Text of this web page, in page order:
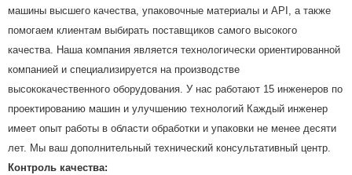
машины высшего качества, упаковочные материалы и API, а также
помогаем клиентам выбирать поставщиков самого высокого
качества. Наша компания является технологически ориентированной
компанией и специализируется на производстве
высококачественного оборудования. У нас работают 15 инженеров по
проектированию машин и улучшению технологий Каждый инженер
имеет опыт работы в области обработки и упаковки не менее десяти
лет. Мы ваш дополнительный технический консультативный центр.
Контроль качества: